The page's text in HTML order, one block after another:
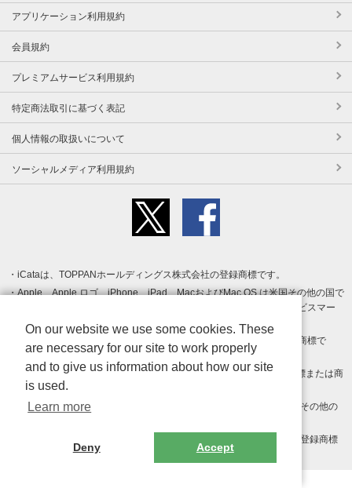
アプリケーション利用規約
会員規約
プレミアムサービス利用規約
特定商法取引に基づく表記
個人情報の取扱いについて
ソーシャルメディア利用規約
iCataは、TOPPANホールディングス株式会社の登録商標です。
Apple、Apple ロゴ、iPhone、iPad、MacおよびMac OS は米国その他の国で
登録された Apple Inc. の商標です。App Store は Apple Inc. のサービスマー
クです。
Android、Google Play および Google Play ロゴ は Google LLC の商標で
す。
Windows は Microsoft Inc.の米国およびその他の国における登録商標または商
標です。
Adobe、Adobe Reader、Adobe PDF は、Adobe Inc.の米国およびその他の
その他、記載されている会社名、商品名、ロゴは各社の商標または登録商標
On our website we use some cookies. These
are necessary for our site to work properly
and to give us information about how our site
is used.
Learn more
Deny Accept